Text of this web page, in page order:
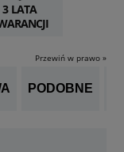
3 LATA
Przewiń w prawo »
PODOBNE